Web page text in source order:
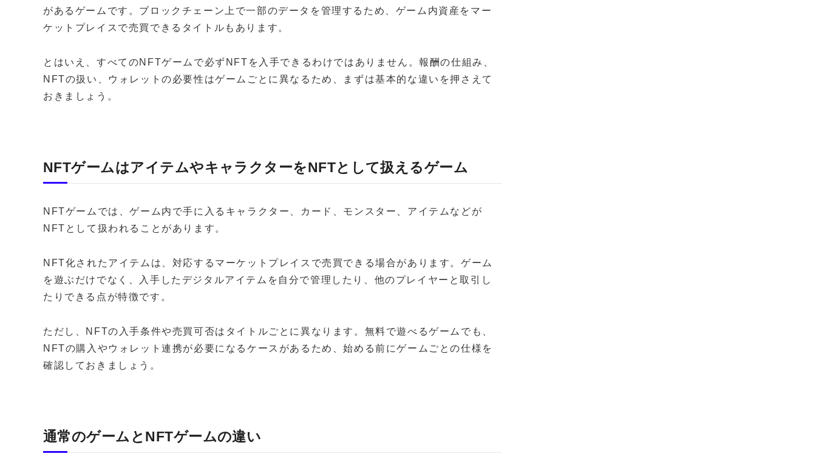
があるゲームです。ブロックチェーン上で一部のデータを管理するため、ゲーム内資産をマー
ケットプレイスで売買できるタイトルもあります。
とはいえ、すべてのNFTゲームで必ずNFTを入手できるわけではありません。報酬の仕組み、
NFTの扱い、ウォレットの必要性はゲームごとに異なるため、まずは基本的な違いを押さえて
おきましょう。
NFTゲームはアイテムやキャラクターをNFTとして扱えるゲーム
NFTゲームでは、ゲーム内で手に入るキャラクター、カード、モンスター、アイテムなどが
NFTとして扱われることがあります。
NFT化されたアイテムは、対応するマーケットプレイスで売買できる場合があります。ゲーム
を遊ぶだけでなく、入手したデジタルアイテムを自分で管理したり、他のプレイヤーと取引し
たりできる点が特徴です。
ただし、NFTの入手条件や売買可否はタイトルごとに異なります。無料で遊べるゲームでも、
NFTの購入やウォレット連携が必要になるケースがあるため、始める前にゲームごとの仕様を
確認しておきましょう。
通常のゲームとNFTゲームの違い